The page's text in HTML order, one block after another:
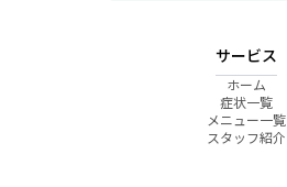
サービス
ホーム
症状一覧
メニュー一覧
スタッフ紹介